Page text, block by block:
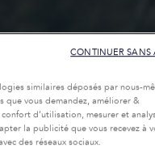
similaires déposés par nous-
que vous demandez, améliorer &
d’utilisation, mesurer et
la publicité que vous recevez à
des réseaux sociaux.
CONTINUER SANS